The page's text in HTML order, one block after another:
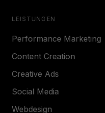
LEISTUNGEN
Performance Marketing
Content Creation
Creative Ads
Social Media
Webdesign